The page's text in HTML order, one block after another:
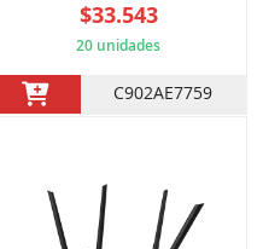
$33.543
20 unidades
C902AE7759